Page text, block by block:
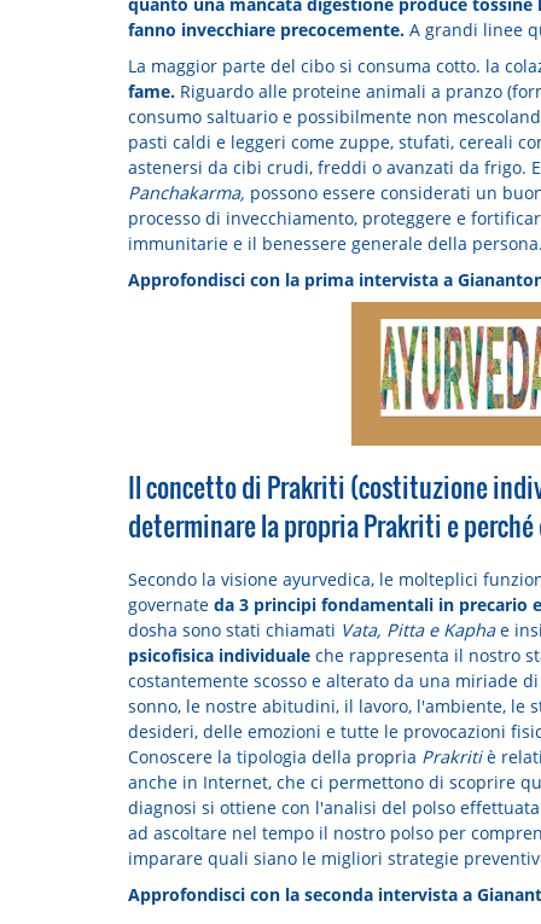
quanto una mancata digestione produce
fanno invecchiare precocemente.A grandi linee
La maggior parte del cibo si consuma cotto. la
fame.Riguardo alle proteine animali a pranzo
consumo saltuario e possibilmente non
pasti caldi e leggeri come zuppe, stufati, cereali
astenersi da cibi crudi, freddi o avanzati da frigo.
Panchakarma, possono essere considerati un
processo di invecchiamento, proteggere e
immunitarie e il benessere generale della
Approfondisci con la prima intervista a
Il concetto di Prakriti (costituzione
determinare la propria Prakriti e
Secondo la visione ayurvedica, le molteplici
governateda 3 principi fondamentali in precario
dosha sono stati chiamati Vata, Pitta e Kaphae
psicofisica individualeche rappresenta il nostro
costantemente scosso e alterato da una miriade
sonno, le nostre abitudini, il lavoro, l'ambiente, le
desideri, delle emozioni e tutte le provocazioni
Conoscere la tipologia della propria Prakritiè
anche in Internet, che ci permettono di scoprire
diagnosi si ottiene con l'analisi del polso
ad ascoltare nel tempo il nostro polso per
imparare quali siano le migliori strategie
Approfondisci con la seconda intervista a